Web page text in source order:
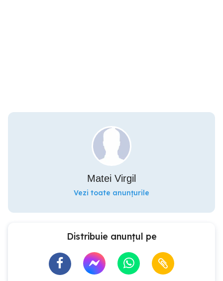
Matei Virgil
Vezi toate anunțurile
Distribuie anunțul pe